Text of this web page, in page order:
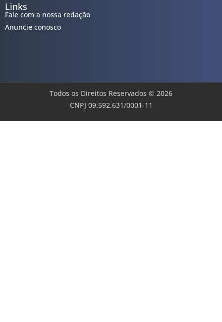
Links
Fale com a nossa redação
Anuncie conosco
Todos os Direitos Reservados © 2026
CNPJ 09.592.631/0001-11